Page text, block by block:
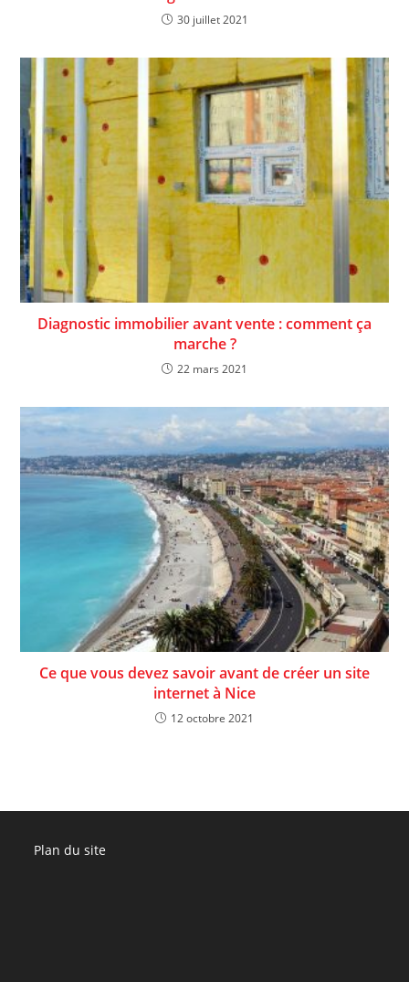
30 juillet 2021
Diagnostic immobilier avant vente : comment ça
marche ?
22 mars 2021
Ce que vous devez savoir avant de créer un site
internet à Nice
12 octobre 2021
Plan du site